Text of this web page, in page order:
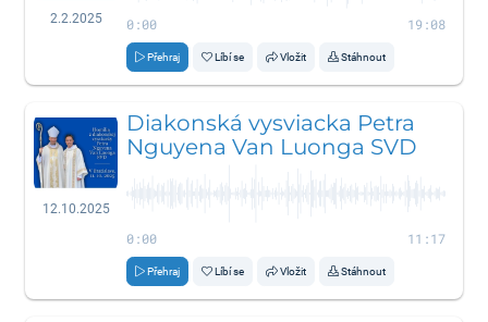
2.2.2025 0:00 19:08
Přehraj Líbí se Vložit Stáhnout
12.10.2025
Diakonská vysviacka Petra
Nguyena Van Luonga SVD
0:00 11:17
Přehraj Líbí se Vložit Stáhnout